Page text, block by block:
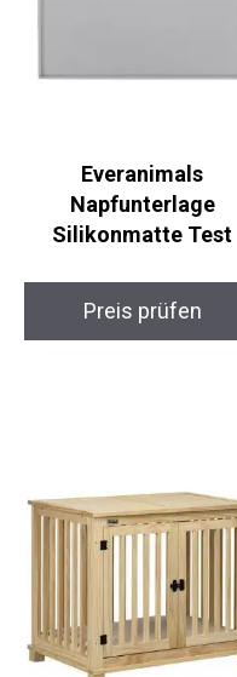
Everanimals
Napfunterlage
Silikonmatte Test
Preis prüfen